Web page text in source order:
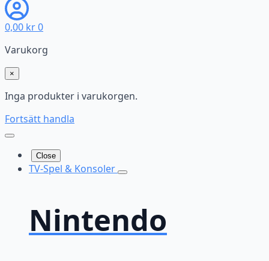
0,00 kr0
Varukorg
×
Inga produkter i varukorgen.
Fortsätt handla
Close
TV-Spel & Konsoler
Nintendo